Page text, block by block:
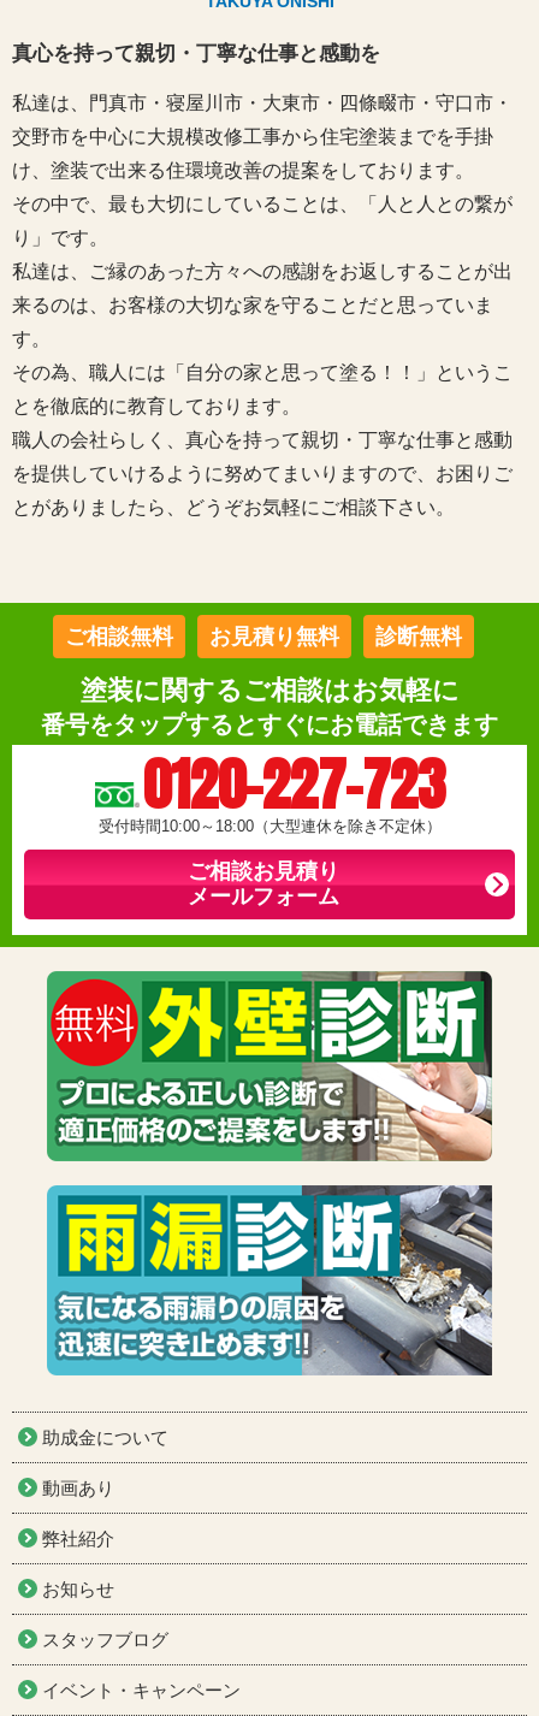
真心を持って親切・丁寧な仕事と感動を
私達は、門真市・寝屋川市・大東市・四條畷市・守口市・
交野市を中心に大規模改修工事から住宅塗装までを手掛
け、塗装で出来る住環境改善の提案をしております。
その中で、最も大切にしていることは、「人と人との繋が
り」です。
私達は、ご縁のあった方々への感謝をお返しすることが出
来るのは、お客様の大切な家を守ることだと思っていま
す。
その為、職人には「自分の家と思って塗る！！」というこ
とを徹底的に教育しております。
職人の会社らしく、真心を持って親切・丁寧な仕事と感動
を提供していけるように努めてまいりますので、お困りご
とがありましたら、どうぞお気軽にご相談下さい。
ご相談無料 お見積り無料 診断無料
塗装に関するご相談はお気軽に
番号をタップするとすぐにお電話できます
0120-227-723
受付時間10:00～18:00（大型連休を除き不定休）
ご相談お見積り
メールフォーム
助成金について
動画あり
弊社紹介
お知らせ
スタッフブログ
イベント・キャンペーン